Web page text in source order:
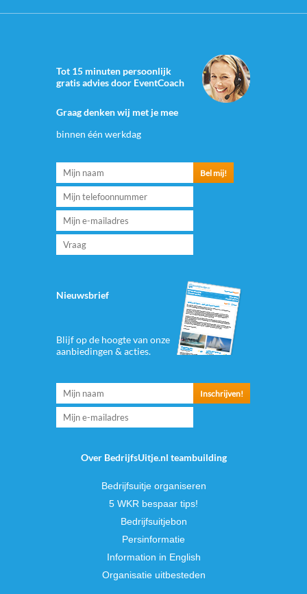
Tot 15 minuten persoonlijk
gratis advies door EventCoach
Graag denken wij met je mee
binnen één werkdag
Nieuwsbrief
Blijf op de hoogte van onze
aanbiedingen & acties.
Over BedrijfsUitje.nl teambuilding
Bedrijfsuitje organiseren
5 WKR bespaar tips!
Bedrijfsuitjebon
Persinformatie
Information in English
Organisatie uitbesteden